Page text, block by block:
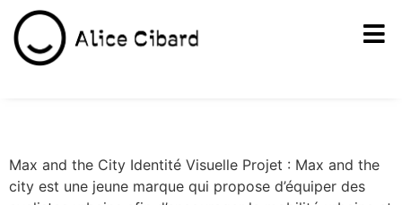
Max and the City Identité Visuelle Projet : Max and the
city est une jeune marque qui propose d’équiper des